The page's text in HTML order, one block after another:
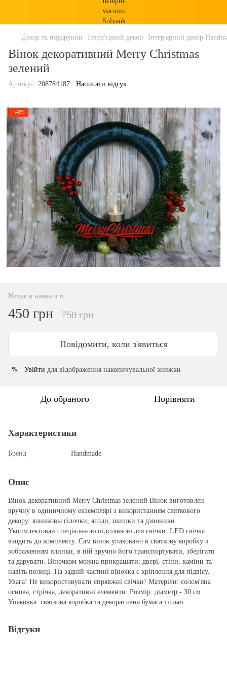
Декор та подарунки Інтер'єрний декор Інтер'єрний декор
Вінок декоративний Merry Christmas
зелений
Артикул: 208784187 Написати відгук
−40%
Немає в наявності
450 грн 750 грн
Повідомити, коли з'явиться
% Увійти для відображення накопичувальної знижки
До обраного Порівняти
Характеристики
Бренд Handmade
Опис
Вінок декоративний Merry Christmas зелений Вінок виготовлен
вручну в одиничному екземплярі з використанням святкового
декору: ялинковы гілочки, ягоди, шишки та дзвоники.
Укопмлектован спеціальною підставкою для свічки. LED cвічка
входить до комплекту. Сам вінок упаковано в святкову коробку з
зображенням ялинки, в ній зручно його транспортувати, зберігати
та дарувати. Віночком можна прикрашати: двері, стіни, каміни та
навіть полиці. На задній частині віночка є кріплення для підвісу.
Увага! Не використовувати спрявжні свічки! Матеріли: солом'яна
основа, стрічка, декоративні елементи. Розмір: діаметр - 30 см
Упаковка: святкова коробка та декоративна бумага тішью.
Відгуки